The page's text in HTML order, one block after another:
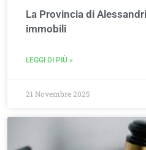
La Provincia di
immobili
LEGGI DI PIÙ »
21 Novembre 2025